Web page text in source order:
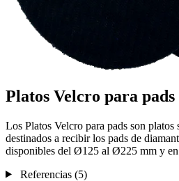
Platos Velcro para pads
Los Platos Velcro para pads son
destinados a recibir los pads de
disponibles del Ø125 al Ø225 mm y
Referencias (5)